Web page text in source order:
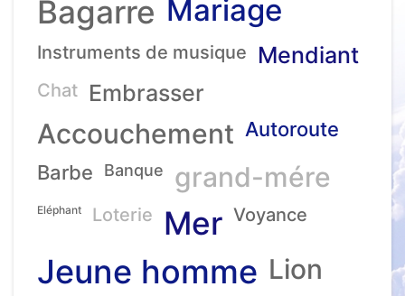
Bagarre Mariage
Instruments de musique Mendiant
Chat Embrasser
Accouchement Autoroute
Barbe
Banque grand-mére
Eléphant Loterie Mer Voyance
Jeune homme Lion